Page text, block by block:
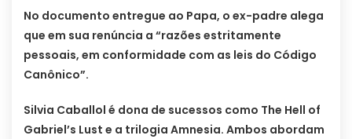
No documento entregue ao Papa, o ex-padre alega
que em sua renúncia a “razões estritamente
pessoais, em conformidade com as leis do Código
Canônico”.
Silvia Caballol é dona de sucessos como The Hell of
Gabriel’s Lust e a trilogia Amnesia. Ambos abordam